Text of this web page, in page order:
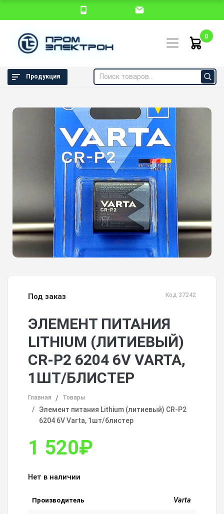
0
Продукция
Под заказ Код 37242
ЭЛЕМЕНТ ПИТАНИЯ
LITHIUM (ЛИТИЕВЫЙ)
CR-P2 6204 6V VARTA,
1ШТ/БЛИСТЕР
Главная Товары
Элемент питания Lithium (литиевый) CR-P2
6204 6V Varta, 1шт/блистер
1 520₽
Нет в наличии
Производитель Varta